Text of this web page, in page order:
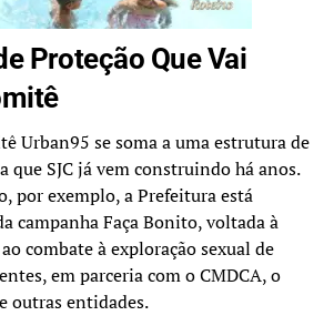
Proteção Que Vai
Urban95 se soma a uma estrutura de
que SJC já vem construindo há anos.
por exemplo, a Prefeitura está
campanha Faça Bonito, voltada à
combate à exploração sexual de
em parceria com o CMDCA, o
outras entidades.